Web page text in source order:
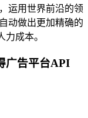
运用世界前沿的领
动做出更加精确的
成本。
广告平台API